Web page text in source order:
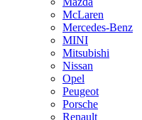
McLaren
Mercedes-Benz
MINI
Mitsubishi
Nissan
Opel
Peugeot
Porsche
Renault